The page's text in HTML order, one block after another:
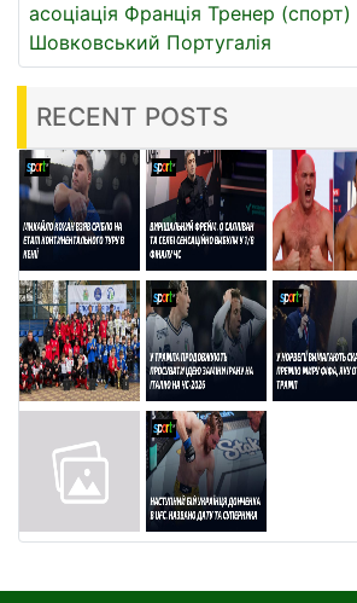
асоціація Франція Тренер (спорт)
Шовковський Португалія
RECENT POSTS